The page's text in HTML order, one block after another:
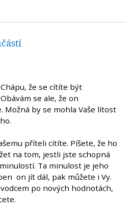
že se cítíte být
se ale, že on
Možná by se mohla Vaše lítost
příteli cítíte. Píšete, že ho
na tom, jestli jste schopná
Ta minulost je jeho
on jít dál, pak můžete i Vy.
po nových hodnotách,